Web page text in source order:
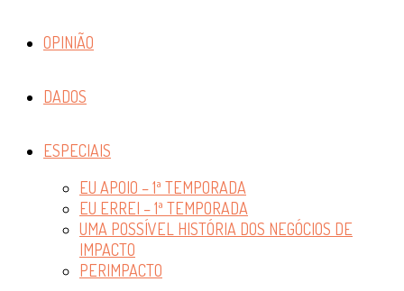
OPINIÃO
DADOS
ESPECIAIS
EU APOIO – 1ª TEMPORADA
EU ERREI – 1ª TEMPORADA
UMA POSSÍVEL HISTÓRIA DOS NEGÓCIOS DE
IMPACTO
PERIMPACTO